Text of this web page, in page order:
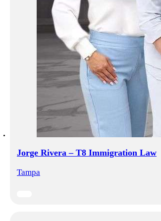
Jorge Rivera – T8 Immigration Law
Tampa